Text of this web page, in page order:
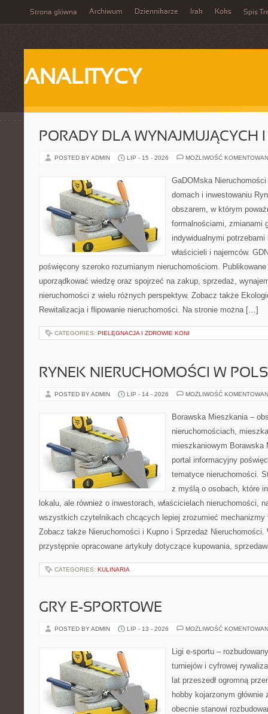
Strona główna Archiwum Dziennikarze Irak Koks Spis
ANALITYCY
PORADY DLA WYNAJMUJĄCYCH
POSTED BY ADMIN LIP - 15 - 2026 MOŻLIWOŚĆ
GaDOMska
domach i inwestowaniu
obszarem, w którym
formalnościami, zmianami
indywidualnymi
właścicieli i najemców.
poświęcony szeroko rozumianym nieruchomościom. Publikowane
uporządkować wiedzę oraz spojrzeć na zakup, sprzedaż,
nieruchomości z wielu różnych perspektyw. Zobacz także
Rewitalizacja i flipowanie nieruchomości. Na stronie można […]
CATEGORIES: PIELĘGNACJA I ZDROWIE KONI
RYNEK NIERUCHOMOŚCI W
POSTED BY ADMIN LIP - 14 - 2026 MOŻLIWOŚĆ
Borawska Mieszkania –
nieruchomościach,
mieszkaniowym Borawska
portal informacyjny
tematyce nieruchomości.
z myślą o osobach, które
lokalu, ale również o inwestorach, właścicielach nieruchomości,
wszystkich czytelnikach chcących lepiej zrozumieć mechanizmy
Zobacz także Nieruchomości i Kupno i Sprzedaż
przystępnie opracowane artykuły dotyczące kupowania,
CATEGORIES: KULINARIA
GRY E-SPORTOWE
POSTED BY ADMIN LIP - 13 - 2026 MOŻLIWOŚĆ
Ligi e-sportu –
turniejów i cyfrowej
lat przeszedł ogromną
hobby kojarzonym
obecnie stanowi